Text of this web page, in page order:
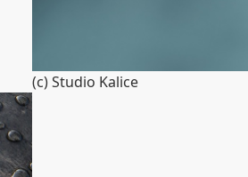
(c) Studio Kalice